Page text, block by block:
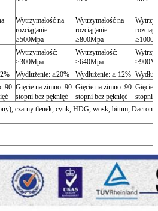
Wytrzymałość na
rozciąganie:
≥500Mpa
Wytrzymałość na
rozciąganie:
≥800Mpa
Wytrzymałość:
≥300Mpa
Wytrzymałość:
≥640Mpa
Wydłużenie: ≥20% Wydłużenie: ≥ 12%
90 Gięcie na zimno: 90
stopni bez pęknięć
Gięcie na zimno: 90
stopni bez pęknięć
Gięcie
stopni
czarny tlenek, cynk, HDG, wosk, bitum,